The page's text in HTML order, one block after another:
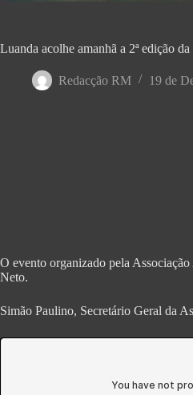
Luanda acolhe amanhã a 2ª edição
Redacção RM 19 de
O evento organizado pela
Neto.
Simão Paulino, Secretário Geral da